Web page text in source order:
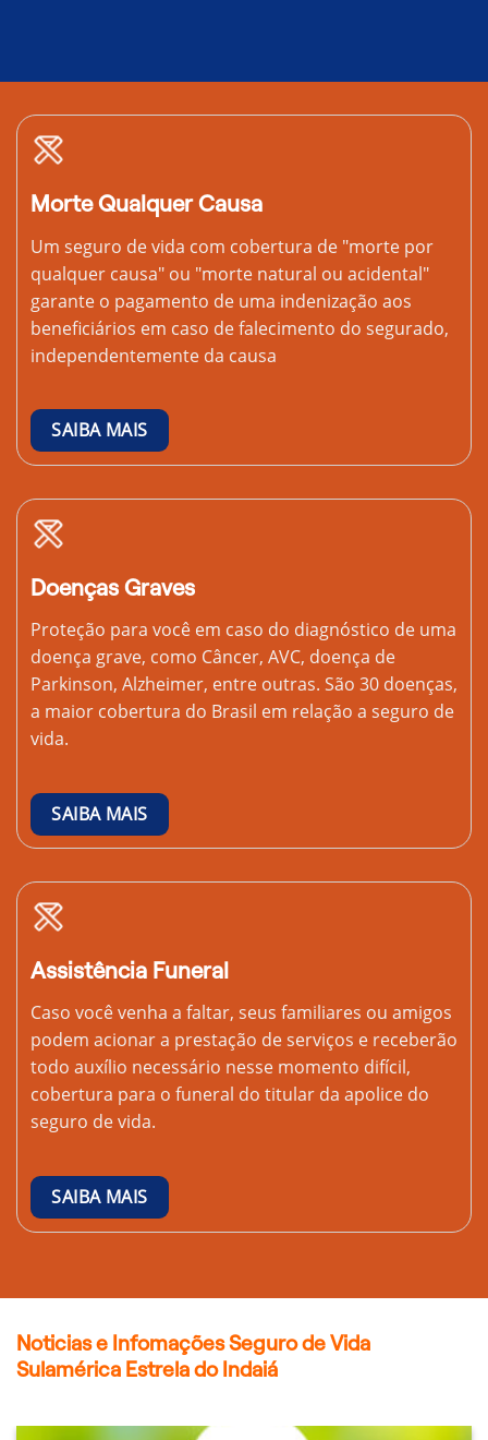
Morte Qualquer Causa
Um seguro de vida com cobertura de "morte por
qualquer causa" ou "morte natural ou acidental"
garante o pagamento de uma indenização aos
beneficiários em caso de falecimento do segurado,
independentemente da causa
SAIBA MAIS
Doenças Graves
Proteção para você em caso do diagnóstico de uma
doença grave, como Câncer, AVC, doença de
Parkinson, Alzheimer, entre outras. São 30 doenças,
a maior cobertura do Brasil em relação a seguro de
vida.
SAIBA MAIS
Assistência Funeral
Caso você venha a faltar, seus familiares ou amigos
podem acionar a prestação de serviços e receberão
todo auxílio necessário nesse momento difícil,
cobertura para o funeral do titular da apolice do
seguro de vida.
SAIBA MAIS
Noticias e Infomações Seguro de Vida
Sulamérica Estrela do Indaiá